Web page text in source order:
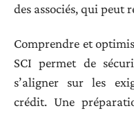
des associés, qui peut
Comprendre et
SCI permet de
s’aligner sur les
crédit. Une